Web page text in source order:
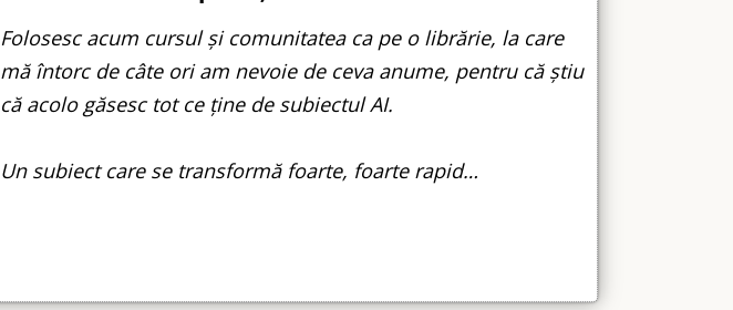
Folosesc acum cursul și comunitatea ca pe o librărie, la care
mă întorc de câte ori am nevoie de ceva anume, pentru că știu
că acolo găsesc tot ce ține de subiectul AI.
Un subiect care se transformă foarte, foarte rapid…